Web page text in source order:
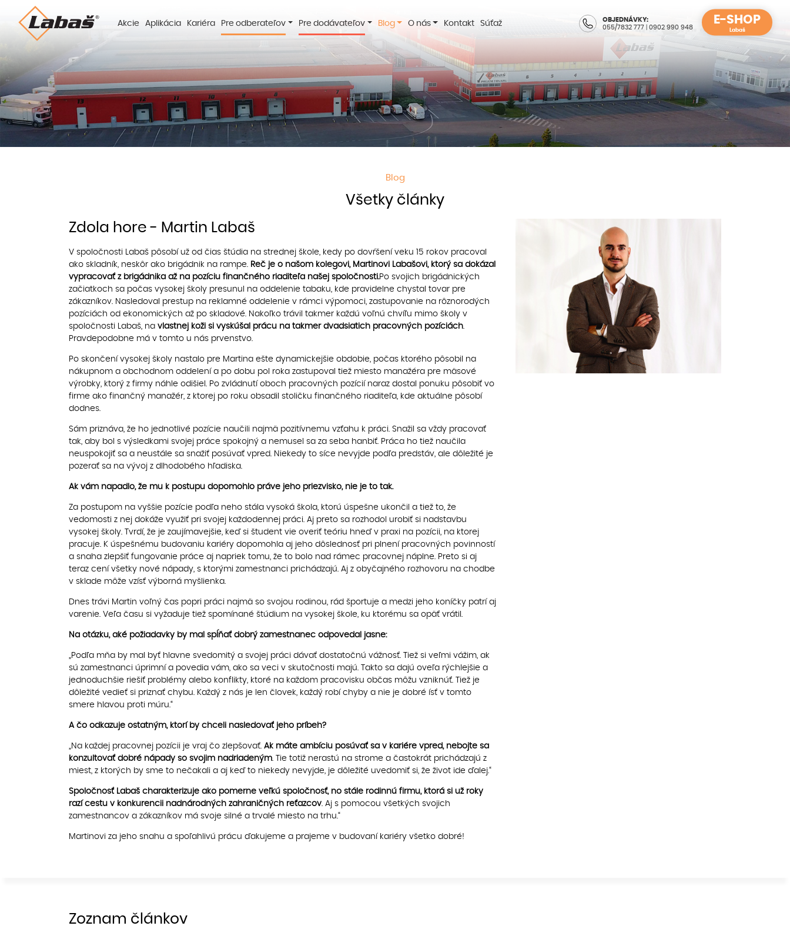
Akcie Aplikácia Kariéra Pre odberateľov Pre dodávateľov Blog O nás Kontakt Súťaž
OBJEDNÁVKY:
055/7832 777
0902 990 948
E-SHOP
Labaš
Blog
Všetky články
Zdola hore - Martin Labaš
V spoločnosti Labaš pôsobí už od čias štúdia na strednej škole, kedy po dovŕšení veku 15 rokov pracoval
ako skladník, neskôr ako brigádnik na rampe. Reč je o našom kolegovi, Martinovi Labašovi, ktorý sa dokázal
vypracovať z brigádnika až na pozíciu finančného riaditeľa našej spoločnosti.Po svojich brigádnických
začiatkoch sa počas vysokej školy presunul na oddelenie tabaku, kde pravidelne chystal tovar pre
zákazníkov. Nasledoval prestup na reklamné oddelenie v rámci výpomoci, zastupovanie na rôznorodých
pozíciách od ekonomických až po skladové. Nakoľko trávil takmer každú voľnú chvíľu mimo školy v
spoločnosti Labaš, na vlastnej koži si vyskúšal prácu na takmer dvadsiatich pracovných pozíciách.
Pravdepodobne má v tomto u nás prvenstvo.
Po skončení vysokej školy nastalo pre Martina ešte dynamickejšie obdobie, počas ktorého pôsobil na
nákupnom a obchodnom oddelení a po dobu pol roka zastupoval tiež miesto manažéra pre mäsové
výrobky, ktorý z firmy náhle odišiel. Po zvládnutí oboch pracovných pozícií naraz dostal ponuku pôsobiť vo
firme ako finančný manažér, z ktorej po roku obsadil stoličku finančného riaditeľa, kde aktuálne pôsobí
dodnes.
Sám priznáva, že ho jednotlivé pozície naučili najmä pozitívnemu vzťahu k práci. Snažil sa vždy pracovať
tak, aby bol s výsledkami svojej práce spokojný a nemusel sa za seba hanbiť. Práca ho tiež naučila
neuspokojiť sa a neustále sa snažiť posúvať vpred. Niekedy to síce nevyjde podľa predstáv, ale dôležité je
pozerať sa na vývoj z dlhodobého hľadiska.
Ak vám napadlo, že mu k postupu dopomohlo práve jeho priezvisko, nie je to tak.
Za postupom na vyššie pozície podľa neho stála vysoká škola, ktorú úspešne ukončil a tiež to, že
vedomosti z nej dokáže využiť pri svojej každodennej práci. Aj preto sa rozhodol urobiť si nadstavbu
vysokej školy. Tvrdí, že je zaujímavejšie, keď si študent vie overiť teóriu hneď v praxi na pozícii, na ktorej
pracuje. K úspešnému budovaniu kariéry dopomohla aj jeho dôslednosť pri plnení pracovných povinností
a snaha zlepšiť fungovanie práce aj napriek tomu, že to bolo nad rámec pracovnej náplne. Preto si aj
teraz cení všetky nové nápady, s ktorými zamestnanci prichádzajú. Aj z obyčajného rozhovoru na chodbe
v sklade môže vzísť výborná myšlienka.
Dnes trávi Martin voľný čas popri práci najmä so svojou rodinou, rád športuje a medzi jeho koníčky patrí aj
varenie. Veľa času si vyžaduje tiež spomínané štúdium na vysokej škole, ku ktorému sa opäť vrátil.
Na otázku, aké požiadavky by mal spĺňať dobrý zamestnanec odpovedal jasne:
„Podľa mňa by mal byť hlavne svedomitý a svojej práci dávať dostatočnú vážnosť. Tiež si veľmi vážim, ak
sú zamestnanci úprimní a povedia vám, ako sa veci v skutočnosti majú. Takto sa dajú oveľa rýchlejšie a
jednoduchšie riešiť problémy alebo konflikty, ktoré na každom pracovisku občas môžu vzniknúť. Tiež je
dôležité vedieť si priznať chybu. Každý z nás je len človek, každý robí chyby a nie je dobré ísť v tomto
smere hlavou proti múru.“
A čo odkazuje ostatným, ktorí by chceli nasledovať jeho príbeh?
„Na každej pracovnej pozícii je vraj čo zlepšovať. Ak máte ambíciu posúvať sa v kariére vpred, nebojte sa
konzultovať dobré nápady so svojim nadriadeným. Tie totiž nerastú na strome a častokrát prichádzajú z
miest, z ktorých by sme to nečakali a aj keď to niekedy nevyjde, je dôležité uvedomiť si, že život ide ďalej.“
Spoločnosť Labaš charakterizuje ako pomerne veľkú spoločnosť, no stále rodinnú firmu, ktorá si už roky
razí cestu v konkurencii nadnárodných zahraničných reťazcov. Aj s pomocou všetkých svojich
zamestnancov a zákazníkov má svoje silné a trvalé miesto na trhu.“
Martinovi za jeho snahu a spoľahlivú prácu ďakujeme a prajeme v budovaní kariéry všetko dobré!
Zoznam článkov